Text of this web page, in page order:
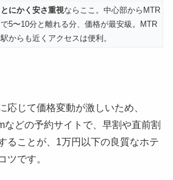
とにかく安さ重視ならここ。中心部からMTR
で5〜10分と離れる分、価格が最安級。MTR
駅からも近くアクセスは便利。
応じて価格変動が激しいため、
どの予約サイトで、早割や直前割
ることが、1万円以下の良質なホテ
ツです。